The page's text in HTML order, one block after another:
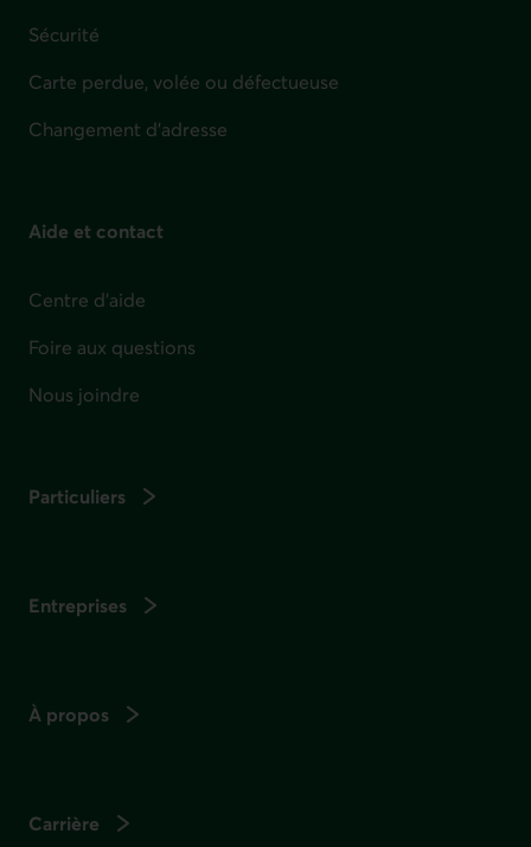
Sécurité
Carte perdue, volée ou défectueuse
Changement d'adresse
Aide et contact
Centre d'aide
Foire aux questions
Nous joindre
Particuliers
Entreprises
À propos
Carrière